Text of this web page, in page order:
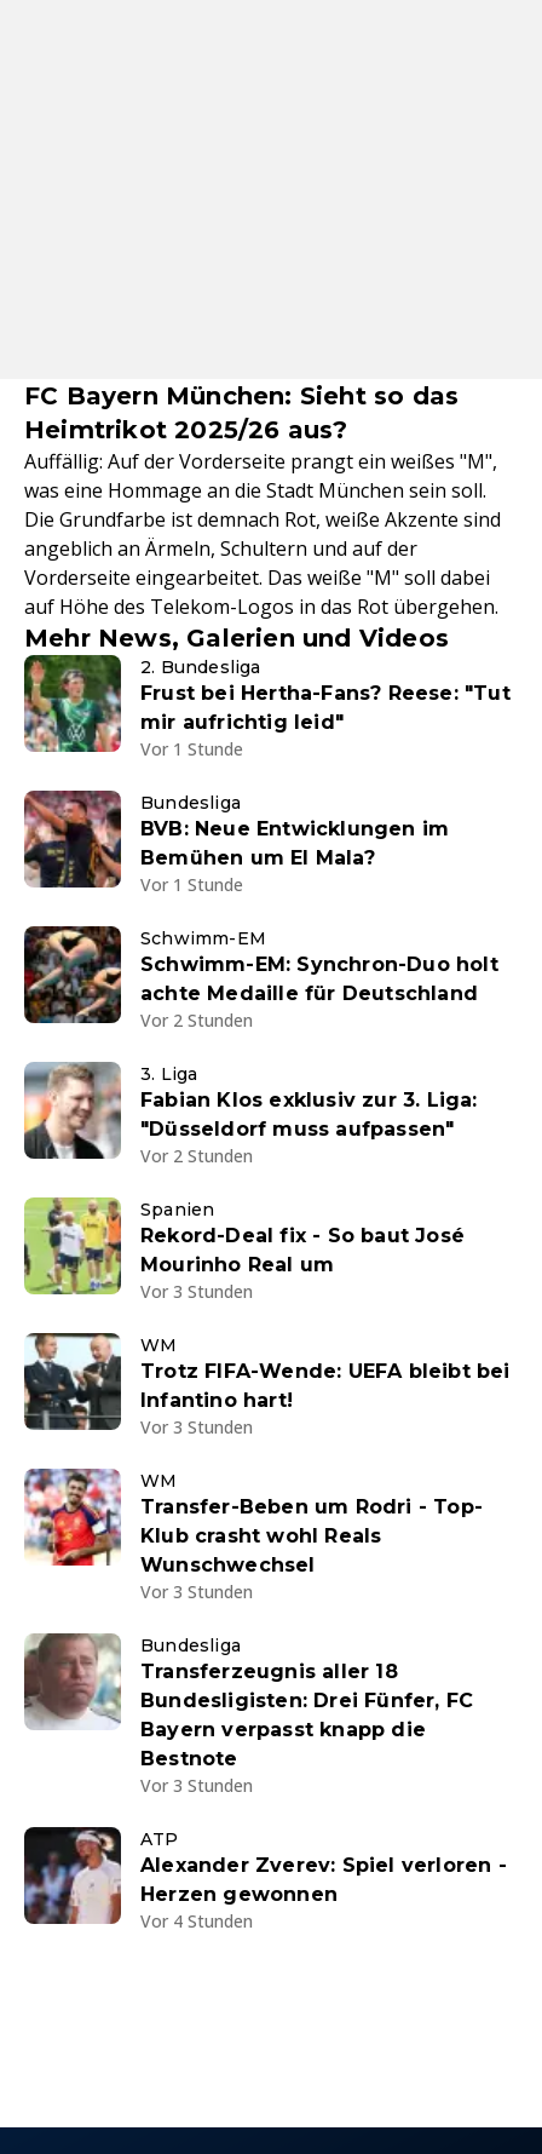
FC Bayern München: Sieht so das
Heimtrikot 2025/26 aus?
Auffällig: Auf der Vorderseite prangt ein weißes "M",
was eine Hommage an die Stadt München sein soll.
Die Grundfarbe ist demnach Rot, weiße Akzente sind
angeblich an Ärmeln, Schultern und auf der
Vorderseite eingearbeitet. Das weiße "M" soll dabei
auf Höhe des Telekom-Logos in das Rot übergehen.
Mehr News, Galerien und Videos
2. Bundesliga
Frust bei Hertha-Fans? Reese: "Tut
mir aufrichtig leid"
Vor 1 Stunde
Bundesliga
BVB: Neue Entwicklungen im
Bemühen um El Mala?
Vor 1 Stunde
Schwimm-EM
Schwimm-EM: Synchron-Duo holt
achte Medaille für Deutschland
Vor 2 Stunden
3. Liga
Fabian Klos exklusiv zur 3. Liga:
"Düsseldorf muss aufpassen"
Vor 2 Stunden
Spanien
Rekord-Deal fix - So baut José
Mourinho Real um
Vor 3 Stunden
WM
Trotz FIFA-Wende: UEFA bleibt bei
Infantino hart!
Vor 3 Stunden
WM
Transfer-Beben um Rodri - Top-
Klub crasht wohl Reals
Wunschwechsel
Vor 3 Stunden
Bundesliga
Transferzeugnis aller 18
Bundesligisten: Drei Fünfer, FC
Bayern verpasst knapp die
Bestnote
Vor 3 Stunden
ATP
Alexander Zverev: Spiel verloren -
Herzen gewonnen
Vor 4 Stunden